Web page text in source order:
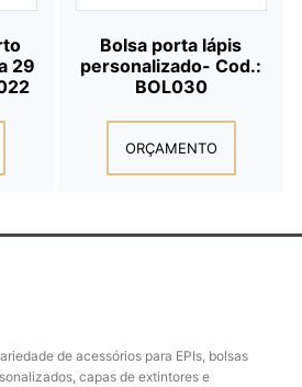
29
Bolsa porta lápis
personalizado- Cod.:
BOL030
ORÇAMENTO
de acessórios para EPIs, bolsas
capas de extintores e